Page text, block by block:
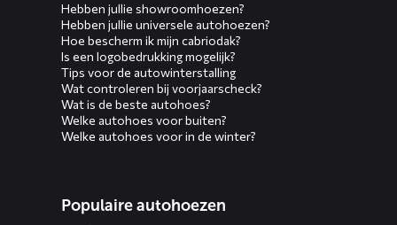
Hebben jullie showroomhoezen?
Hebben jullie universele autohoezen?
Hoe bescherm ik mijn cabriodak?
Is een logobedrukking mogelijk?
Tips voor de autowinterstalling
Wat controleren bij voorjaarscheck?
Wat is de beste autohoes?
Welke autohoes voor buiten?
Welke autohoes voor in de winter?
Populaire autohoezen